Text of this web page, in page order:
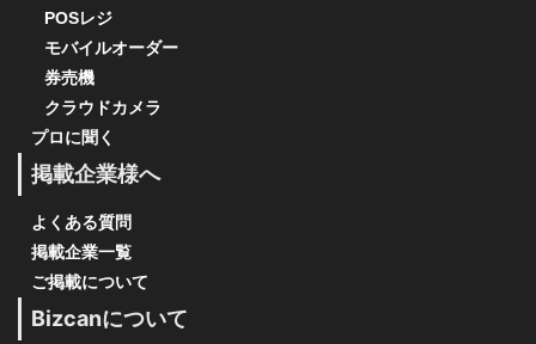
POSレジ
モバイルオーダー
券売機
クラウドカメラ
プロに聞く
掲載企業様へ
よくある質問
掲載企業一覧
ご掲載について
Bizcanについて